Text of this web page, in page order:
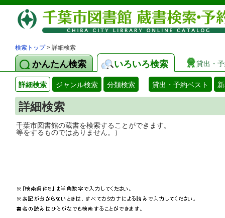
検索トップ> 詳細検索
かんたん検索 いろいろ検索 貸出・
詳細検索 ジャンル検索 分類検索 貸出・予約ベスト
詳細検索
千葉市図書館の蔵書を検索することがで
等をするものではありません。）